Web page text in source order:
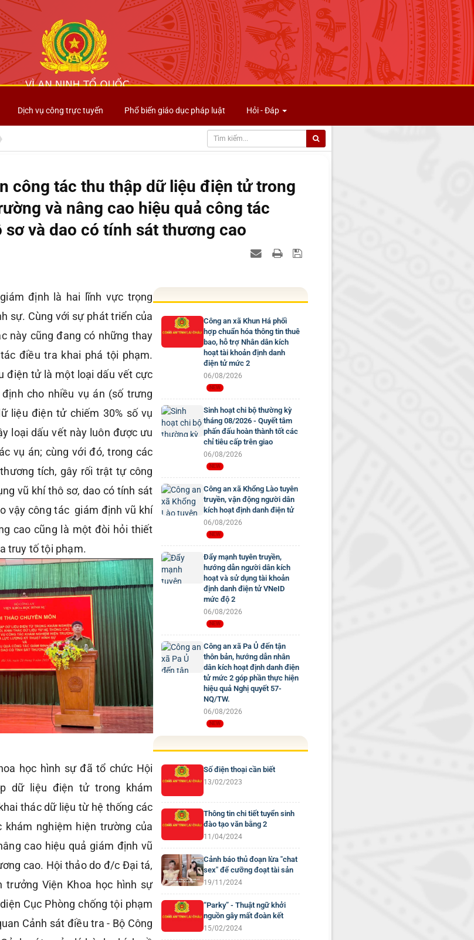
Dịch vụ công trực tuyến Phổ biến giáo dục pháp luật Hỏi - Đáp
công tác thu thập dữ liệu điện tử trong
và nâng cao hiệu quả công tác
và dao có tính sát thương cao
định là hai lĩnh vực trọng
sự. Cùng với sự phát triển của
này cũng đang có những thay
điều tra khai phá tội phạm.
điện tử là một loại dấu vết cực
cho nhiều vụ án (số trưng
liệu điện tử chiếm 30% số vụ
loại dấu vết này luôn được ưu
vụ án; cùng với đó, trong các
tích, gây rối trật tự công
vũ khí thô sơ, dao có tính sát
vậy công tác giám định vũ khí
cao cũng là một đòi hỏi thiết
truy tố tội phạm.
học hình sự đã tổ chức Hội
dữ liệu điện tử trong khám
thác dữ liệu từ hệ thống các
nghiệm hiện trường của
cao hiệu quả giám định vũ
cao. Hội thảo do đ/c Đại tá,
trưởng Viện Khoa học hình sự
Cục Phòng chống tội phạm
Cảnh sát điều tra - Bộ Công
Công an xã Khun Há phối
hợp chuẩn hóa thông tin thuê
bao, hỗ trợ Nhân dân kích
hoạt tài khoản định danh
điện tử mức 2
06/08/2026
Sinh hoạt chi bộ thường kỳ
tháng 08/2026 - Quyết tâm
phấn đấu hoàn thành tốt các
chỉ tiêu cấp trên giao
06/08/2026
Công an xã Khổng Lào tuyên
truyền, vận động người dân
kích hoạt định danh điện tử
06/08/2026
Đẩy mạnh tuyên truyền,
hướng dẫn người dân kích
hoạt và sử dụng tài khoản
định danh điện tử VNeID
mức độ 2
06/08/2026
Công an xã Pa Ủ đến tận
thôn bản, hướng dẫn nhân
dân kích hoạt định danh điện
tử mức 2 góp phần thực hiện
hiệu quả Nghị quyết 57-
NQ/TW.
06/08/2026
Số điện thoại cần biết
13/02/2023
Thông tin chi tiết tuyển sinh
đào tạo văn bằng 2
11/04/2024
Cảnh báo thủ đoạn lừa "chat
sex" để cưỡng đoạt tài sản
19/11/2024
“Parky” - Thuật ngữ khởi
nguồn gây mất đoàn kết
15/02/2024